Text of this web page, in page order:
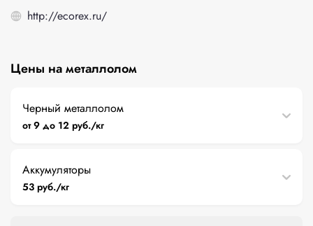
http://ecorex.ru/
Цены на металлолом
Черный металлолом
от 9 до 12 руб./кг
Аккумуляторы
53 руб./кг